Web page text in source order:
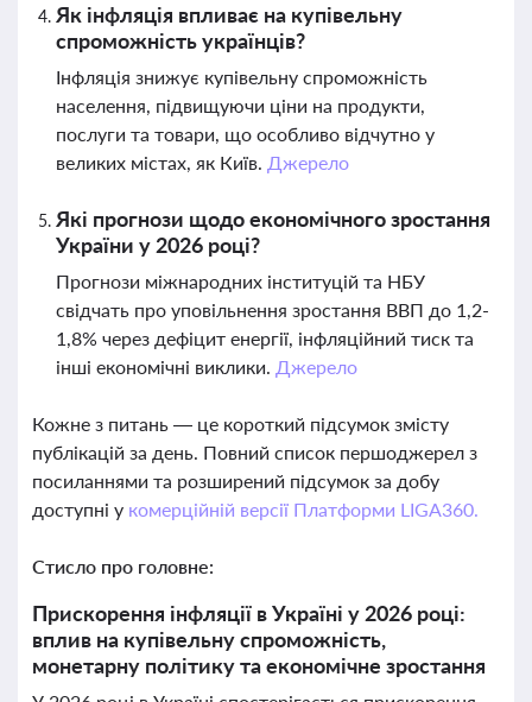
Як інфляція впливає на купівельну
спроможність українців?
Інфляція знижує купівельну спроможність
населення, підвищуючи ціни на продукти,
послуги та товари, що особливо відчутно у
великих містах, як Київ. Джерело
Які прогнози щодо економічного зростання
України у 2026 році?
Прогнози міжнародних інституцій та НБУ
свідчать про уповільнення зростання ВВП до 1,2-
1,8% через дефіцит енергії, інфляційний тиск та
інші економічні виклики. Джерело
Кожне з питань — це короткий підсумок змісту
публікацій за день. Повний список першоджерел з
посиланнями та розширений підсумок за добу
доступні у комерційній версії Платформи LIGA360.
Стисло про головне:
Прискорення інфляції в Україні у 2026 році:
вплив на купівельну спроможність,
монетарну політику та економічне зростання